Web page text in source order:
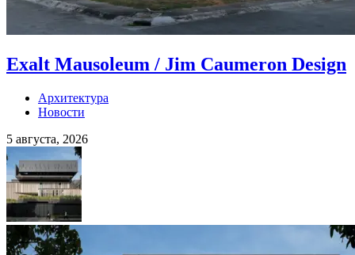
Exalt Mausoleum / Jim Caumeron Design
Архитектура
Новости
5 августа, 2026